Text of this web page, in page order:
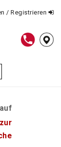
/ Registrieren